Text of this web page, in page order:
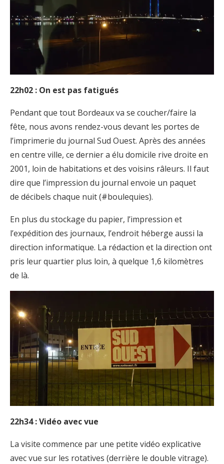
22h02 : On est pas fatigués
Pendant que tout Bordeaux va se coucher/faire la
fête, nous avons rendez-vous devant les portes de
l’imprimerie du journal Sud Ouest. Après des années
en centre ville, ce dernier a élu domicile rive droite en
2001, loin de habitations et des voisins râleurs. Il faut
dire que l’impression du journal envoie un paquet
de décibels chaque nuit (#boulequies).
En plus du stockage du papier, l’impression et
l’expédition des journaux, l’endroit héberge aussi la
direction informatique. La rédaction et la direction ont
pris leur quartier plus loin, à quelque 1,6 kilomètres
de là.
22h34 : Vidéo avec vue
La visite commence par une petite vidéo explicative
avec vue sur les rotatives (derrière le double vitrage).